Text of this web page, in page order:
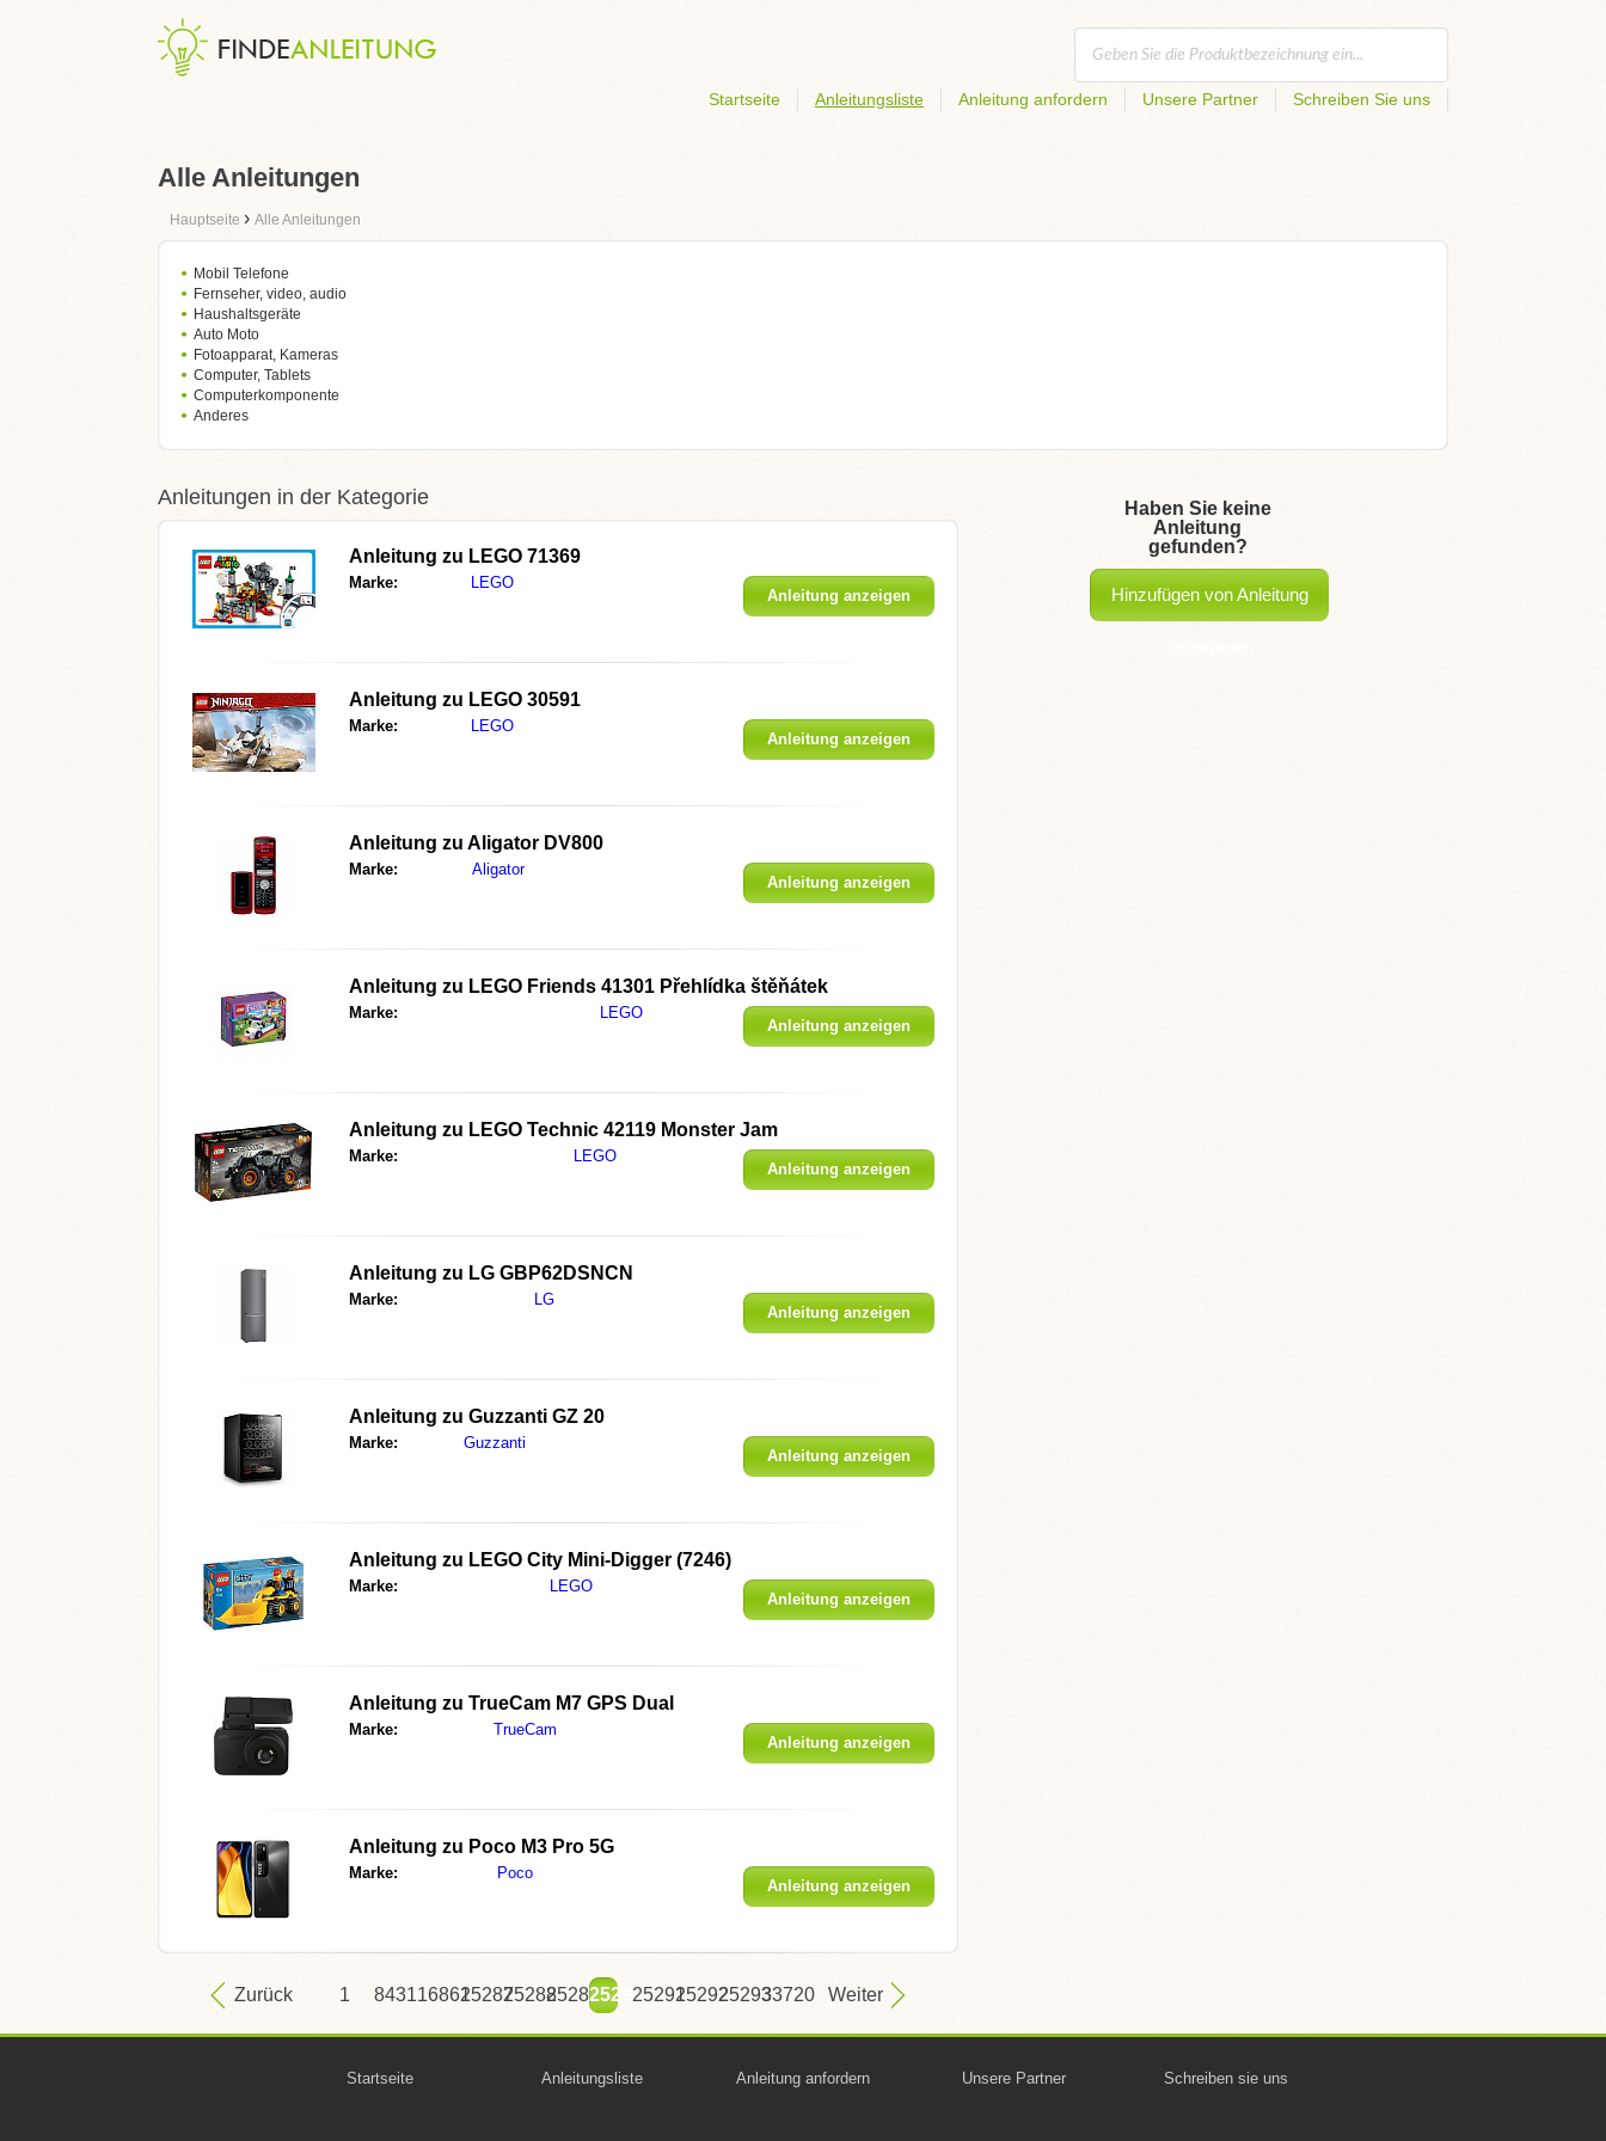
Startseite Anleitungsliste Anleitung anfordern Unsere Partner Schreiben Sie uns
Alle Anleitungen
Hauptseite › Alle Anleitungen
Mobil Telefone
Fernseher, video, audio
Haushaltsgeräte
Auto Moto
Fotoapparat, Kameras
Computer, Tablets
Computerkomponente
Anderes
Anleitungen in der Kategorie
Anleitung zu LEGO 71369
Marke: LEGO
Anleitung anzeigen
Anleitung zu LEGO 30591
Marke: LEGO
Anleitung anzeigen
Anleitung zu Aligator DV800
Marke: Aligator
Anleitung anzeigen
Anleitung zu LEGO Friends 41301 Přehlídka štěňátek
Marke: LEGO
Anleitung anzeigen
Anleitung zu LEGO Technic 42119 Monster Jam
Marke: LEGO
Anleitung anzeigen
Anleitung zu LG GBP62DSNCN
Marke: LG
Anleitung anzeigen
Anleitung zu Guzzanti GZ 20
Marke: Guzzanti
Anleitung anzeigen
Anleitung zu LEGO City Mini-Digger (7246)
Marke: LEGO
Anleitung anzeigen
Anleitung zu TrueCam M7 GPS Dual
Marke: TrueCam
Anleitung anzeigen
Anleitung zu Poco M3 Pro 5G
Marke: Poco
Anleitung anzeigen
Zurück 1 8431168612528725288252892529025291252922529333720 Weiter
Haben Sie keine
Anleitung
gefunden?
Hinzufügen von Anleitung
Startseite Anleitungsliste Anleitung anfordern Unsere Partner Schreiben sie uns